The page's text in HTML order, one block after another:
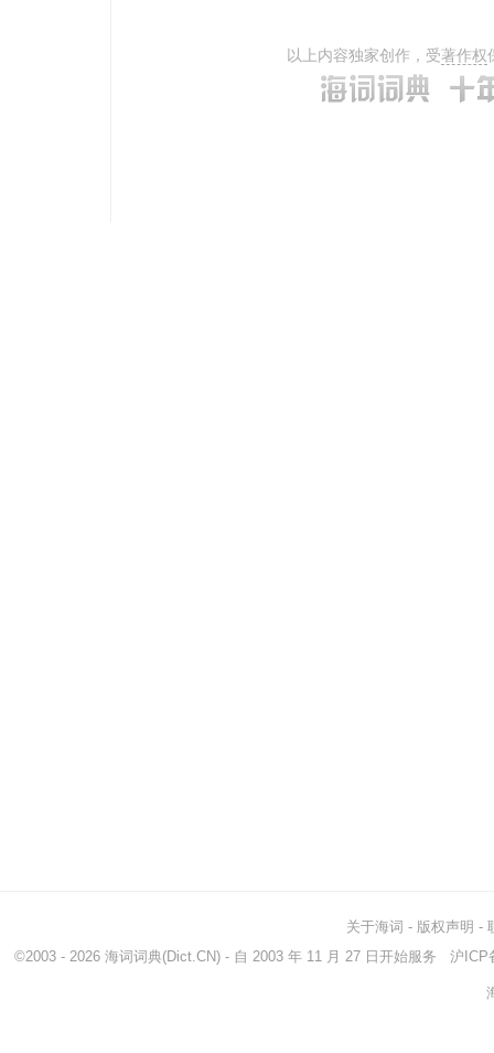
以上内容独家创作，受著作权
关于海词 - 版权声明 -
©2003 - 2026 海词词典(Dict.CN) - 自 2003 年 11 月 27 日开始服务 沪ICP